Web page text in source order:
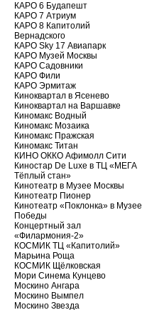
КАРО 6 Будапешт
КАРО 7 Атриум
КАРО 8 Капитолий
Вернадского
КАРО Sky 17 Авиапарк
КАРО Музей Москвы
КАРО Садовники
КАРО Фили
КАРО Эрмитаж
Киноквартал в Ясенево
Киноквартал на Варшавке
Киномакс Водный
Киномакс Мозаика
Киномакс Пражская
Киномакс Титан
КИНО ОККО Афимолл Сити
Киностар De Luxe в ТЦ «МЕГА
Тёплый стан»
Кинотеатр в Музее Москвы
Кинотеатр Пионер
Кинотеатр «Поклонка» в Музее
Победы
Концертный зал
«Филармония-2»
КОСМИК ТЦ «Капитолий»
Марьина Роща
КОСМИК Щёлковская
Мори Синема Кунцево
Москино Ангара
Москино Вымпел
Москино Звезда